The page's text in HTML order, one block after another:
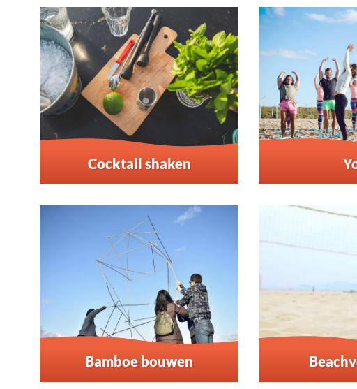
Cocktail shaken
Bamboe bouwen